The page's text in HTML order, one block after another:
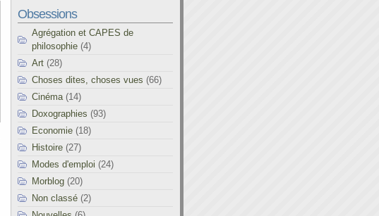
Obsessions
Agrégation et CAPES de
philosophie (4)
Art (28)
Choses dites, choses vues (66)
Cinéma (14)
Doxographies (93)
Economie (18)
Histoire (27)
Modes d'emploi (24)
Morblog (20)
Non classé (2)